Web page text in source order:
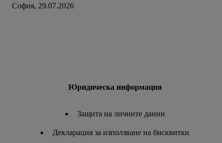
София, 29.07.2026
Юридическа информация
Защита на личните данни
Декларация за използване на бисквитки